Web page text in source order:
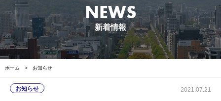
NEWS
新着情報
ホーム > お知らせ
お知らせ 2021.07.21